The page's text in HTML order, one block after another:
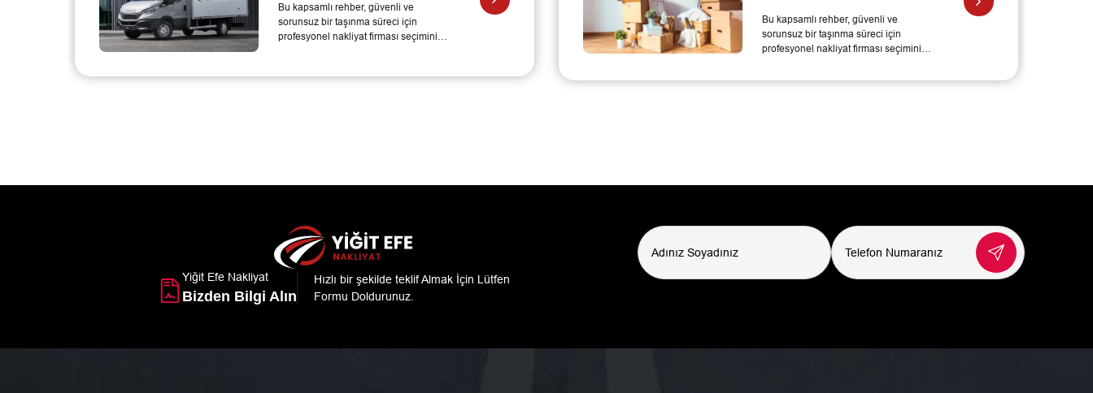
Bu kapsamlı rehber, güvenli ve
sorunsuz bir taşınma süreci için
profesyonel nakliyat firması seçiminin
önemini açıklıyor. Yazı, profesyonel
firmaların sunduğu hizmetleri ve bu
hizmetlerin temel avantajlarını ele
sorunsuz bir taşınma süreci için
profesyonel nakliyat firması seçiminin
önemini açıklıyor. Yazı, profesyonel
firmaların sunduğu hizmetleri ve bu
Taşınma süreci için adım
almanın önemi vurgulanır.
Yiğit Efe Nakliyat
Bizden Bilgi Alın
Hızlı bir şekilde teklif Almak İçin Lütfen
Formu Doldurunuz.